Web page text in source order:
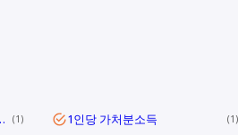
제1조까지
1 1인당 가처분소득 1